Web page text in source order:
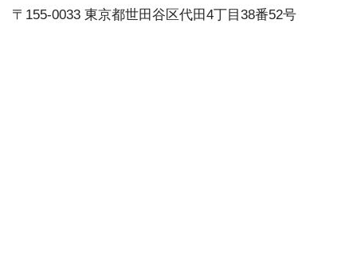
〒155-0033 東京都世田谷区代田4丁目38番52号